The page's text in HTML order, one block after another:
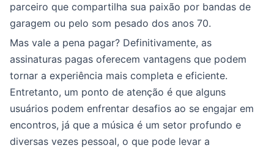
parceiro que compartilha sua paixão por bandas de
garagem ou pelo som pesado dos anos 70.
Mas vale a pena pagar? Definitivamente, as
assinaturas pagas oferecem vantagens que podem
tornar a experiência mais completa e eficiente.
Entretanto, um ponto de atenção é que alguns
usuários podem enfrentar desafios ao se engajar em
encontros, já que a música é um setor profundo e
diversas vezes pessoal, o que pode levar a